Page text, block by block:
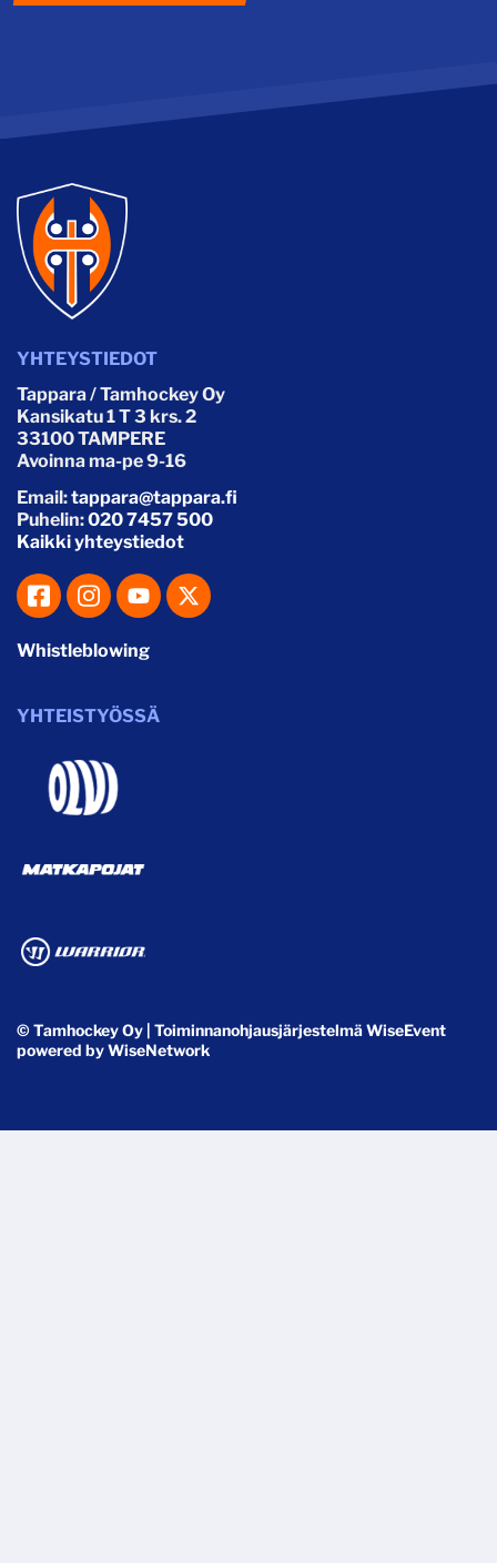
YHTEYSTIEDOT
Tappara / Tamhockey Oy
Kansikatu 1 T 3 krs. 2
33100 TAMPERE
Avoinna ma-pe 9-16
Email:tappara@tappara.fi
Puhelin:020 7457 500
Kaikki yhteystiedot
Whistleblowing
YHTEISTYÖSSÄ
© Tamhockey Oy | ToiminnanohjausjärjestelmäWiseEvent
powered byWiseNetwork